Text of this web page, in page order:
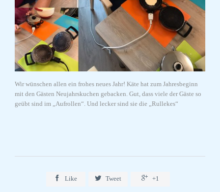
Wir wünschen allen ein frohes neues Jahr! Käte hat zum Jahresbeginn
mit den Gästen Neujahrskuchen gebacken. Gut, dass viele der Gäste so
geübt sind im „Aufrollen“. Und lecker sind sie die „Rullekes“
 Like  Tweet  +1